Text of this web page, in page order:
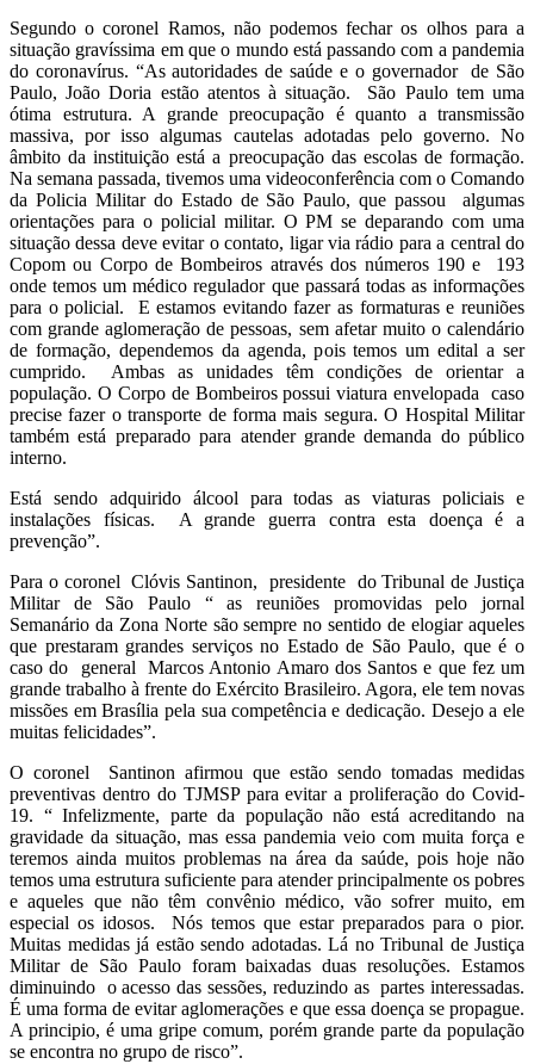
Segundo o coronel Ramos, não podemos fechar os olhos para a
situação gravíssima em que o mundo está passando com a pandemia
do coronavírus. “As autoridades de saúde e o governador de São
Paulo, João Doria estão atentos à situação. São Paulo tem uma
ótima estrutura. A grande preocupação é quanto a transmissão
massiva, por isso algumas cautelas adotadas pelo governo. No
âmbito da instituição está a preocupação das escolas de formação.
Na semana passada, tivemos uma videoconferência com o Comando
da Policia Militar do Estado de São Paulo, que passou algumas
orientações para o policial militar. O PM se deparando com uma
situação dessa deve evitar o contato, ligar via rádio para a central do
Copom ou Corpo de Bombeiros através dos números 190 e 193
onde temos um médico regulador que passará todas as informações
para o policial. E estamos evitando fazer as formaturas e reuniões
com grande aglomeração de pessoas, sem afetar muito o calendário
de formação, dependemos da agenda, pois temos um edital a ser
cumprido. Ambas as unidades têm condições de orientar a
população. O Corpo de Bombeiros possui viatura envelopada caso
precise fazer o transporte de forma mais segura. O Hospital Militar
também está preparado para atender grande demanda do público
interno.
Está sendo adquirido álcool para todas as viaturas policiais e
instalações físicas. A grande guerra contra esta doença é a
prevenção”.
Para o coronel Clóvis Santinon, presidente do Tribunal de Justiça
Militar de São Paulo “ as reuniões promovidas pelo jornal
Semanário da Zona Norte são sempre no sentido de elogiar aqueles
que prestaram grandes serviços no Estado de São Paulo, que é o
caso do general Marcos Antonio Amaro dos Santos e que fez um
grande trabalho à frente do Exército Brasileiro. Agora, ele tem novas
missões em Brasília pela sua competência e dedicação. Desejo a ele
muitas felicidades”.
O coronel Santinon afirmou que estão sendo tomadas medidas
preventivas dentro do TJMSP para evitar a proliferação do Covid-
19. “ Infelizmente, parte da população não está acreditando na
gravidade da situação, mas essa pandemia veio com muita força e
teremos ainda muitos problemas na área da saúde, pois hoje não
temos uma estrutura suficiente para atender principalmente os pobres
e aqueles que não têm convênio médico, vão sofrer muito, em
especial os idosos. Nós temos que estar preparados para o pior.
Muitas medidas já estão sendo adotadas. Lá no Tribunal de Justiça
Militar de São Paulo foram baixadas duas resoluções. Estamos
diminuindo o acesso das sessões, reduzindo as partes interessadas.
É uma forma de evitar aglomerações e que essa doença se propague.
A principio, é uma gripe comum, porém grande parte da população
se encontra no grupo de risco”.